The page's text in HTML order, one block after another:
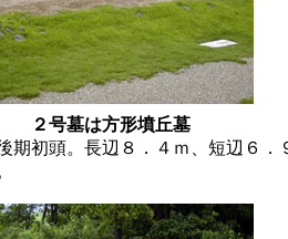
２号墓は方形墳丘墓
期初頭。長辺８．４ｍ、短辺６．